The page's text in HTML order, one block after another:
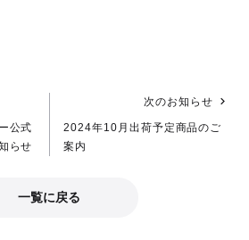
公式
らせ
次のお知らせ
2024年10月出荷予定商品のご
案内
一覧に戻る